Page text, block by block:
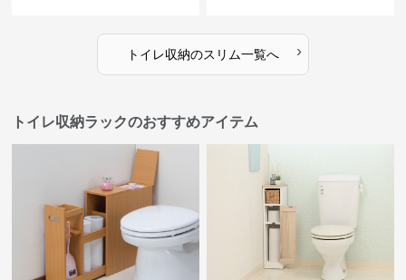
トイレ収納のスリム一覧へ ›
トイレ収納ラックのおすすめアイテム